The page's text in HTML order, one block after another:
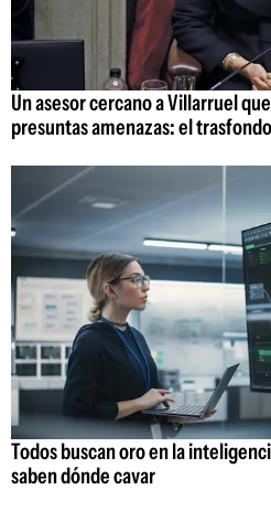
Un asesor cercano a Villarruel
presuntas amenazas: el
Todos buscan oro en la
saben dónde cavar